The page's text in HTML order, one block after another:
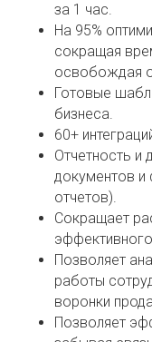
за 1 час.
На 95%
сокращая
освобождая
Готовые
бизнеса.
60+
Отчетность и
документов и
отчетов).
Сокращает
Позволяет
работы
воронки
Позволяет